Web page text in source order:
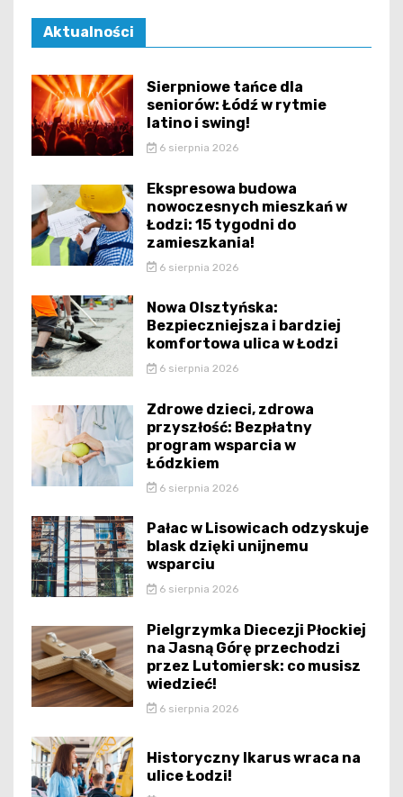
Aktualności
Sierpniowe tańce dla
seniorów: Łódź w rytmie
latino i swing!
6 sierpnia 2026
Ekspresowa budowa
nowoczesnych mieszkań w
Łodzi: 15 tygodni do
zamieszkania!
6 sierpnia 2026
Nowa Olsztyńska:
Bezpieczniejsza i bardziej
komfortowa ulica w Łodzi
6 sierpnia 2026
Zdrowe dzieci, zdrowa
przyszłość: Bezpłatny
program wsparcia w
Łódzkiem
6 sierpnia 2026
Pałac w Lisowicach odzyskuje
blask dzięki unijnemu
wsparciu
6 sierpnia 2026
Pielgrzymka Diecezji Płockiej
na Jasną Górę przechodzi
przez Lutomiersk: co musisz
wiedzieć!
6 sierpnia 2026
Historyczny Ikarus wraca na
ulice Łodzi!